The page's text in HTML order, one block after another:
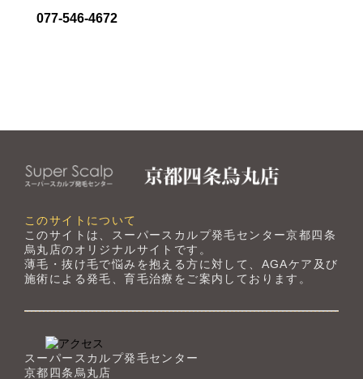
077-546-4672
このサイトについて
このサイトは、スーパースカルプ発毛センター京都四条
烏丸店のオリジナルサイトです。
薄毛・抜け毛で悩みを抱える方に対して、AGAケア及び
施術による発毛、育毛治療をご案内しております。
スーパースカルプ発毛センター
京都四条烏丸店